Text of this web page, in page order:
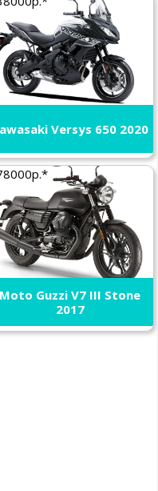
Versys 650 2020
Moto Guzzi V7 III Stone
2017